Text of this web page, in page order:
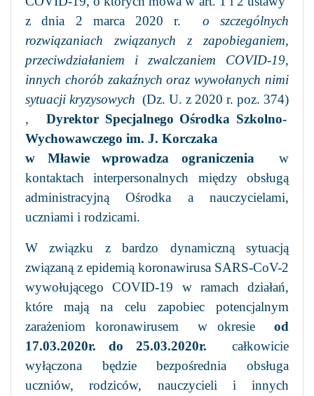
z dnia 2 marca 2020 r.
o szczególnych
rozwiązaniach związanych z zapobieganiem,
przeciwdziałaniem i zwalczaniem COVID-19,
innych chorób zakaźnych oraz wywołanych nimi
sytuacji kryzysowych (Dz. U. z 2020 r. poz. 374)
,
Dyrektor Specjalnego Ośrodka Szkolno-
Wychowawczego im. J. Korczaka
w Mławie wprowadza ograniczenia w
kontaktach interpersonalnych między obsługą
administracyjną Ośrodka a nauczycielami,
uczniami i rodzicami.
W związku z bardzo dynamiczną sytuacją
związaną z epidemią koronawirusa SARS-CoV-2
wywołującego COVID-19 w ramach działań,
które mają na celu zapobiec potencjalnym
zarażeniom koronawirusem w okresie
od
17.03.2020r. do 25.03.2020r. całkowicie
wyłączona będzie bezpośrednia obsługa
uczniów, rodziców, nauczycieli i innych